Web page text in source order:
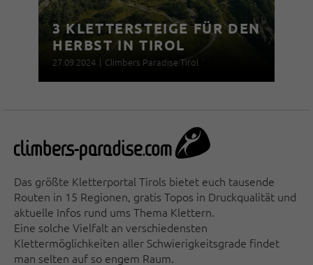
3 KLETTERSTEIGE FÜR DEN
HERBST IN TIROL
27.09.2024 | Climbers Paradise Tirol
Das größte Kletterportal Tirols bietet euch tausende
Routen in 15 Regionen, gratis Topos in Druckqualität und
aktuelle Infos rund ums Thema Klettern.
Eine solche Vielfalt an verschiedensten
Klettermöglichkeiten aller Schwierigkeitsgrade findet
man selten auf so engem Raum.